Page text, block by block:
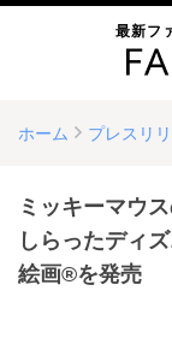
最新フ
ホーム プレスリ
ミッキーマウ
しらったディ
絵画®︎を発売